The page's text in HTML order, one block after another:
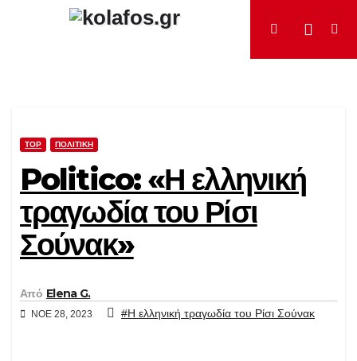
TOP ΠΟΛΙΤΙΚΉ
Politico: «Η ελληνική
τραγωδία του Ρίσι
Σούνακ»
Από Elena G.
ΝΟΈ 28, 2023 #Η ελληνική τραγωδία του Ρίσι Σούνακ